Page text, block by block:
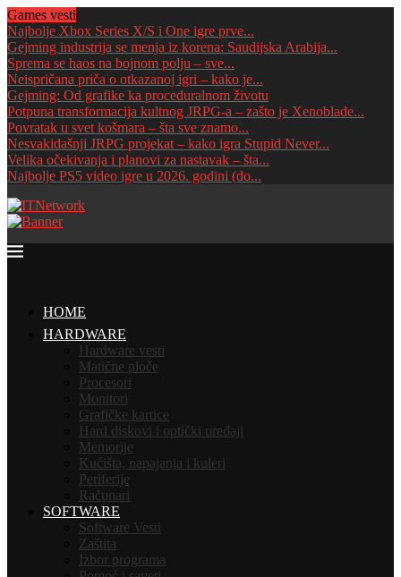
Games vesti
Najbolje Xbox Series X/S i One igre prve...
Gejming industrija se menja iz korena: Saudijska Arabija...
Sprema se haos na bojnom polju – sve...
Neispričana priča o otkazanoj igri – kako je...
Gejming: Od grafike ka proceduralnom životu
Potpuna transformacija kultnog JRPG-a – zašto je Xenoblade...
Povratak u svet košmara – šta sve znamo...
Nesvakidašnji JRPG projekat – kako igra Stupid Never...
Velika očekivanja i planovi za nastavak – šta...
Najbolje PS5 video igre u 2026. godini (do...
HOME
HARDWARE
Hardware vesti
Matične ploče
Procesori
Monitori
Grafičke kartice
Hard diskovi i optički uređaji
Memorije
Kućišta, napajanja i kuleri
Periferije
Računari
SOFTWARE
Software Vesti
Zaštita
Izbor programa